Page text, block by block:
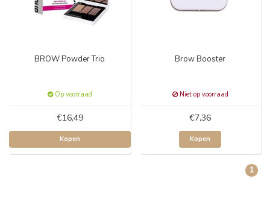
BROW Powder Trio
Op voorraad
€16,49
Kopen
Brow Booster
Niet op voorraad
€7,36
Kopen
1